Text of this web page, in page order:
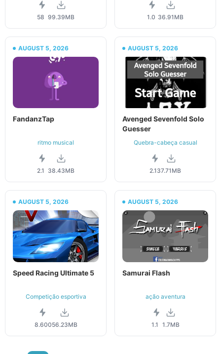
58 99.39MB 1.0 36.91MB
AUGUST 5, 2026
FandanzTap
ritmo musical
2.1 38.43MB
AUGUST 5, 2026
Avenged Sevenfold Solo
Guesser
Quebra-cabeça casual
2.137.71MB
AUGUST 5, 2026
Speed Racing Ultimate 5
Competição esportiva
8.60056.23MB
AUGUST 5, 2026
Samurai Flash
ação aventura
1.1 1.7MB